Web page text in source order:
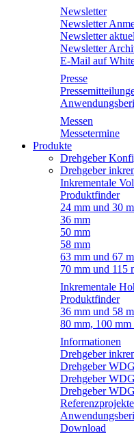
Newsletter
Newsletter
Newsletter
Newsletter
E-Mail auf
Presse
Messen
Messetermine
Produkte
Drehgeber
Drehgeber
Inkrementale
Produktfinder
24 mm und 30
36 mm
50 mm
58 mm
63 mm und 67
70 mm und 115
Inkrementale
Produktfinder
36 mm und 58
80 mm, 100
Informationen
Drehgeber
Drehgeber
Drehgeber
Drehgeber
Referenzprojekte
Download